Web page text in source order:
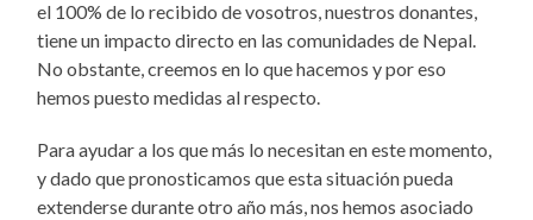
el 100% de lo recibido de vosotros, nuestros donantes,
tiene un impacto directo en las comunidades de Nepal.
No obstante, creemos en lo que hacemos y por eso
hemos puesto medidas al respecto.
Para ayudar a los que más lo necesitan en este momento,
y dado que pronosticamos que esta situación pueda
extenderse durante otro año más, nos hemos asociado